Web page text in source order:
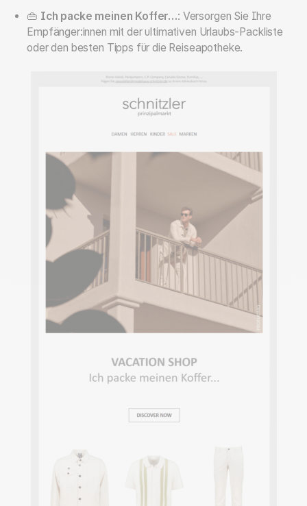
👜 Ich packe meinen Koffer…: Versorgen Sie Ihre
Empfänger:innen mit der ultimativen Urlaubs-Packliste
oder den besten Tipps für die Reiseapotheke.